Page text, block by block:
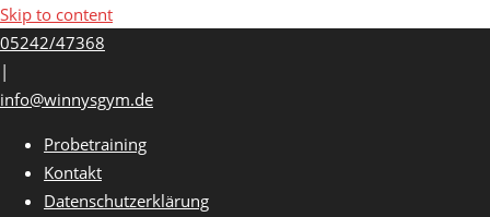
Skip to content
05242/47368
|
info@winnysgym.de
Probetraining
Kontakt
Datenschutzerklärung